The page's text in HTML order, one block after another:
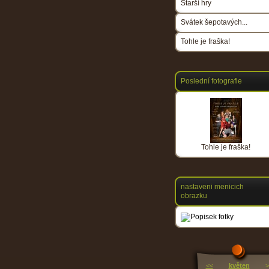
Starší hry
Svátek šepotavých...
Tohle je fraška!
Poslední fotografie
Tohle je fraška!
nastaveni menicich
obrazku
<< květen